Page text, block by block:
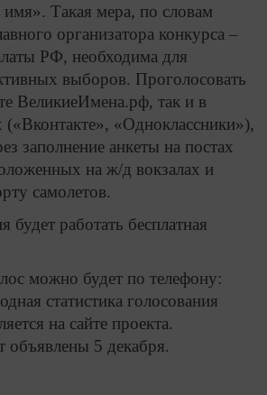
Такая мера, по словам
организатора конкурса –
РФ, необходима для
выборов. Проголосовать
ВеликиеИмена.рф, так и в
(«Вконтакте», «Одноклассники»),
заполнение анкеты на постах
на ж/д вокзалах и
самолетов.
будет работать бесплатная
можно будет по телефону:
статистика голосования
на сайте проекта.
объявлены 5 декабря.